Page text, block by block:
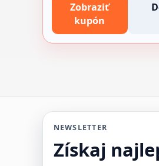
Zobraziť
kupón
NEWSLETTER
Získaj